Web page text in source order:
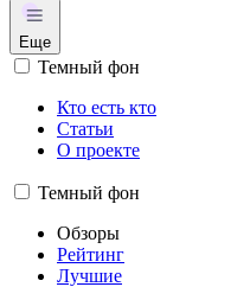
Еще
Темный фон
Кто есть кто
Статьи
О проекте
Темный фон
Обзоры
Рейтинг
Лучшие